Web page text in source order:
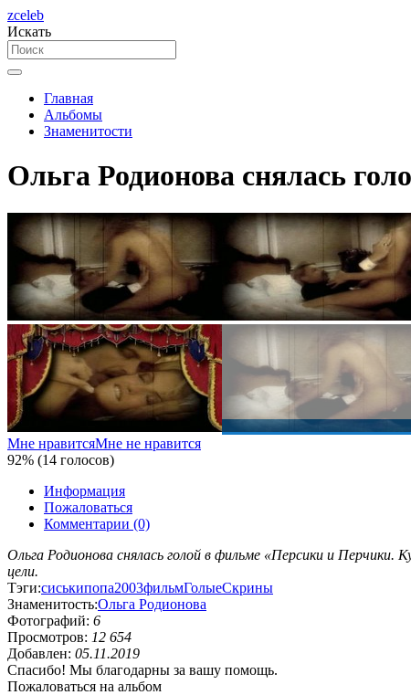
zceleb
Искать
Главная
Альбомы
Знаменитости
Ольга Родионова снялась
Мне нравитсяМне не нравится
92% (14 голосов)
Информация
Пожаловаться
Комментарии (0)
Ольга Родионова снялась голой в фильме «Персики и Перчики.
цели.
Тэги:сиськипопа2003фильмГолыеСкрины
Знаменитость:Ольга Родионова
Фотографий: 6
Просмотров: 12 654
Добавлен: 05.11.2019
Спасибо! Мы благодарны за вашу помощь.
Пожаловаться на альбом